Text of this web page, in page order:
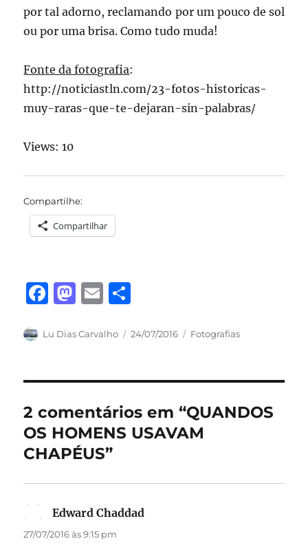
por tal adorno, reclamando por um pouco de sol
ou por uma brisa. Como tudo muda!
Fonte da fotografia:
http://noticiastln.com/23-fotos-historicas-
muy-raras-que-te-dejaran-sin-palabras/
Views: 10
Compartilhe:
Compartilhar
F
c
b
o
o
k
M
st
d
o
n
E
ai a
Autor
Lu Dias Carvalho
Publicado
24/07/2016 Categorias
Fotografias
2 comentários em “QUANDOS
OS HOMENS USAVAM
CHAPÉUS”
Edward Chaddad
27/07/2016 às 9:15 pm